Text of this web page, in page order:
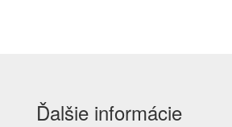
Ďalšie informácie